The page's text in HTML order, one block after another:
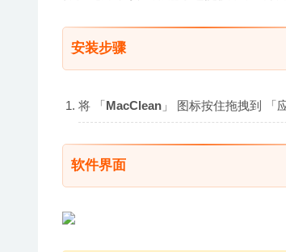
安装步骤
将 「MacClean 」 图标按住拖拽到 「
软件界面